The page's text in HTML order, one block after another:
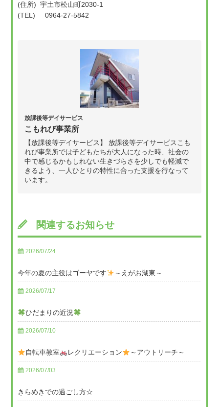
(住所) 宇土市松山町2030-1
(TEL) 0964-27-5842
放課後等デイサービス
こもれび事業所
【放課後等デイサービス】 放課後等デイサービスこも
れび事業所では子どもたちが大人になった時、社会の
中で感じるかもしれない生きづらさを少しでも軽減で
きるよう、一人ひとりの特性に合った支援を行なって
います。
関連するお知らせ
2026/07/24
今年の夏の主役はゴーヤです ～えがお湖東～
2026/07/17
ひだまりの近況
2026/07/10
自転車教室 レクリエーション ～アウトリーチ～
2026/07/03
きらめきでの過ごし方☆